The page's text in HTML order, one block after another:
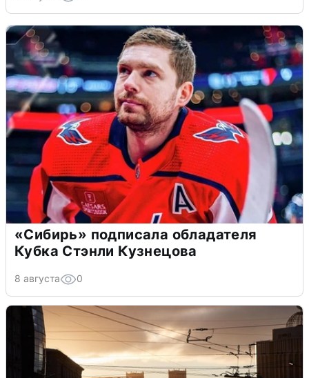
«Сибирь» подписала обладателя
Кубка Стэнли Кузнецова
8 августа 0